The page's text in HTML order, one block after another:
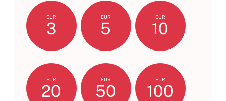
EUR
3
EUR
5
EUR
10
EUR
20
EUR
50
EUR
100